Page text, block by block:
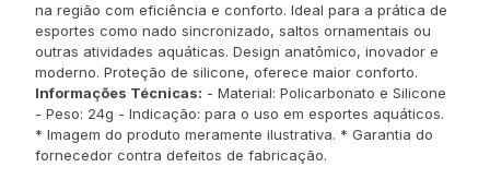
na região com eficiência e conforto. Ideal para a prática de
esportes como nado sincronizado, saltos ornamentais ou
outras atividades aquáticas. Design anatômico, inovador e
moderno. Proteção de silicone, oferece maior conforto.
Informações Técnicas: - Material: Policarbonato e Silicone
- Peso: 24g - Indicação: para o uso em esportes aquáticos.
* Imagem do produto meramente ilustrativa. * Garantia do
fornecedor contra defeitos de fabricação.